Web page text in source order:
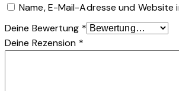
Name, E-Mail-Adresse und
Deine Bewertung *
Deine Rezension *